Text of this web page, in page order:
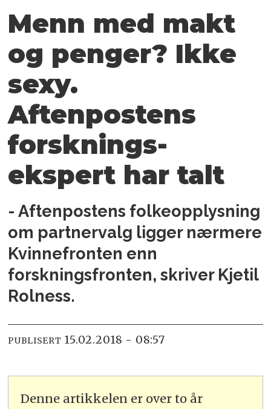
Menn med makt
og penger? Ikke
sexy.
Aftenpostens
forsknings­
ekspert har talt
- Aftenpostens folkeopplysning
om partnervalg ligger nærmere
Kvinnefronten enn
forskningsfronten, skriver Kjetil
Rolness.
PUBLISERT 15.02.2018 - 08:57
Denne artikkelen er over to år